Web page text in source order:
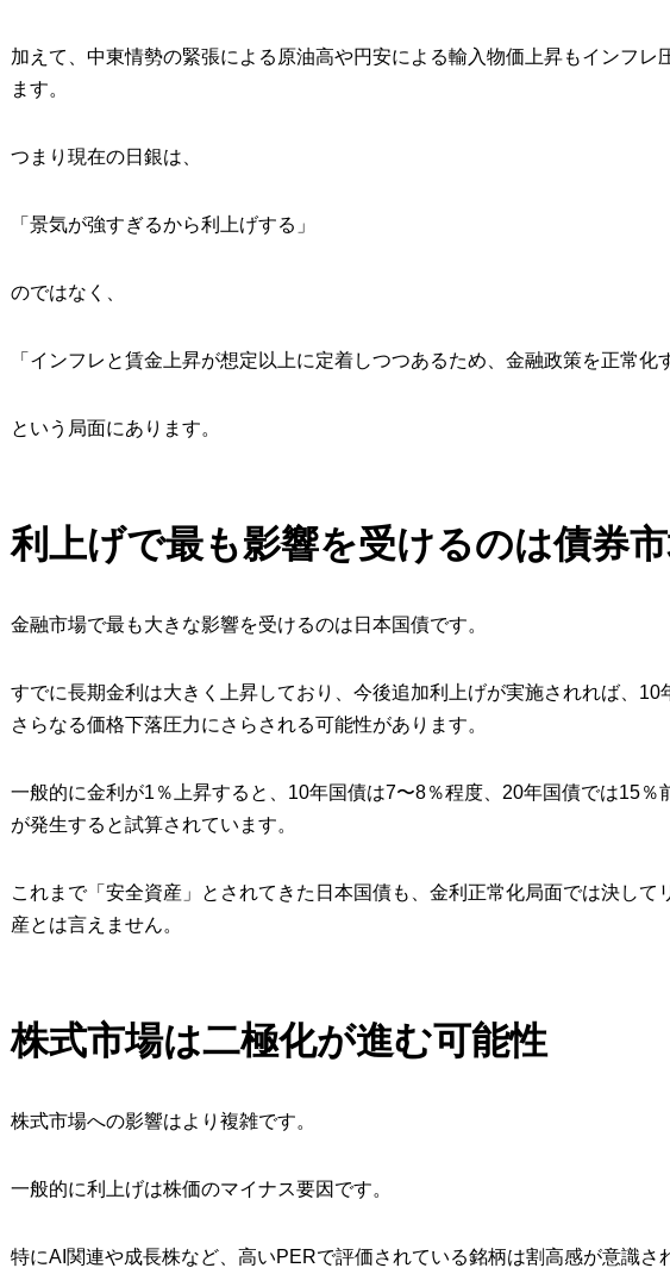
加えて、中東情勢の緊張による原油高や円安による輸入物価上昇もインフレ
ます。
つまり現在の日銀は、
「景気が強すぎるから利上げする」
のではなく、
「インフレと賃金上昇が想定以上に定着しつつあるため、金融政策を正常化
という局面にあります。
利上げで最も影響を受けるのは債券
金融市場で最も大きな影響を受けるのは日本国債です。
すでに長期金利は大きく上昇しており、今後追加利上げが実施されれば、10
さらなる価格下落圧力にさらされる可能性があります。
一般的に金利が1％上昇すると、10年国債は7〜8％程度、20年国債では15％
が発生すると試算されています。
これまで「安全資産」とされてきた日本国債も、金利正常化局面では決して
産とは言えません。
株式市場は二極化が進む可能性
株式市場への影響はより複雑です。
一般的に利上げは株価のマイナス要因です。
特にAI関連や成長株など、高いPERで評価されている銘柄は割高感が意識さ